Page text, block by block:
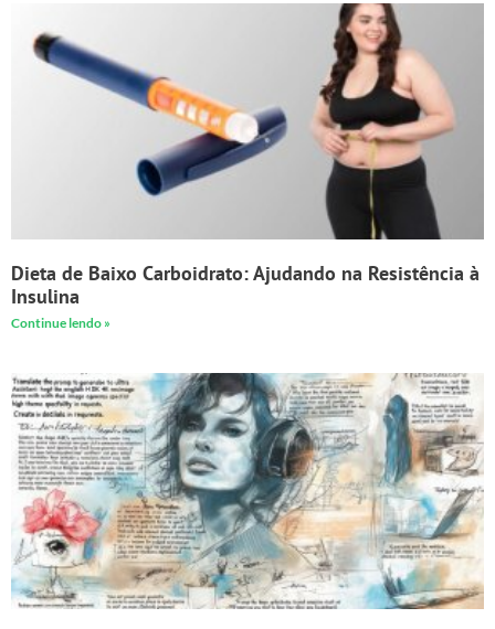
Dieta de Baixo Carboidrato: Ajudando na Resistência à
Insulina
Continue lendo »